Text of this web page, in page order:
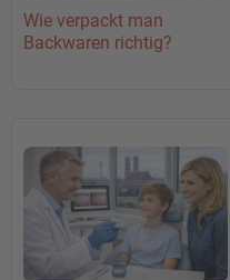
Wie verpackt man
Backwaren richtig?